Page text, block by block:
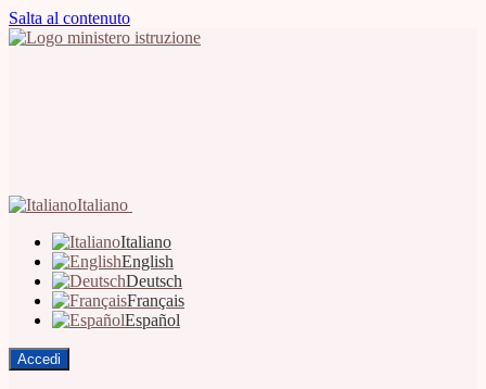
Salta al contenuto
Italiano
Italiano
English
Deutsch
Français
Español
Accedi